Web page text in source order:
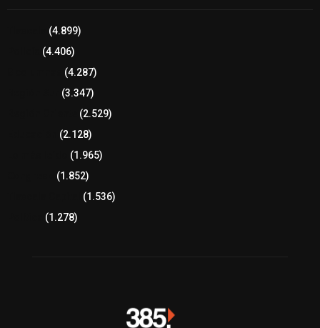
(4.899)
(4.406)
(4.287)
(3.347)
(2.529)
(2.128)
(1.965)
(1.852)
(1.536)
(1.278)